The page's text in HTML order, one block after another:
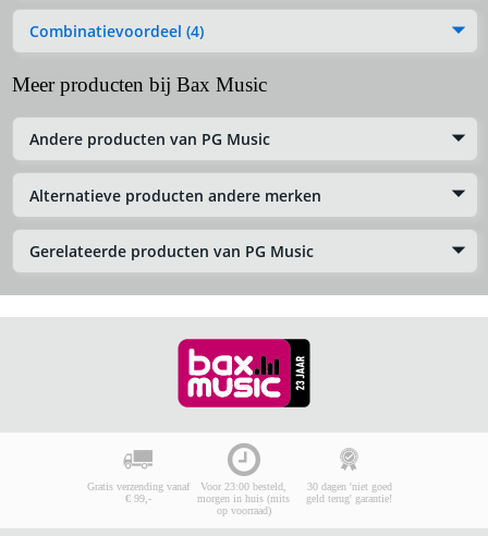
Combinatievoordeel (4)
Meer producten bij Bax Music
Andere producten van PG Music
Alternatieve producten andere merken
Gerelateerde producten van PG Music
Gratis verzending vanaf
€ 99,-
Voor 23:00 besteld,
morgen in huis (mits
op voorraad)
30 dagen 'niet goed
geld terug' garantie!